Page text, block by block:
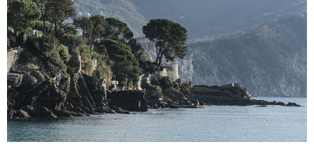
na
zdrowie,
urodę